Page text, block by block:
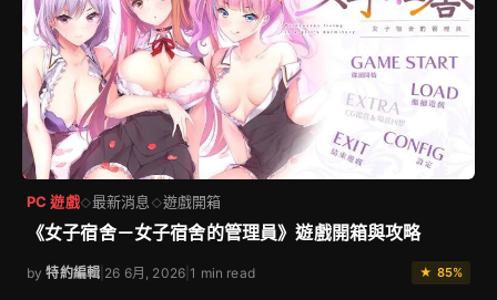
PC 遊戲◇最新消息 ◇遊戲開箱
《女子宿舍－女子宿舍的管理員》遊戲開箱與攻略
by特約編輯 26 6月, 2026 |1 min read ★ 85%